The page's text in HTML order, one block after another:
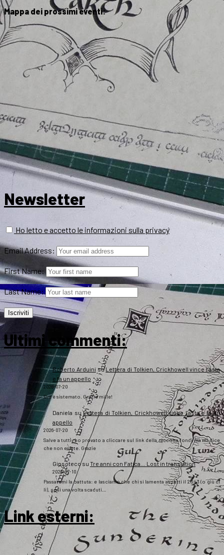
Mappa dei prossimi eventi:
Newsletter
Ho letto e accetto le informazioni sulla privacy
Email Address:
First Name:
Last Name:
Ultimi commenti:
Roberto Arduini suLettera di Tolkien, Crickhowell vince l’asta
e fa un appello
2026-07-20
Ora è sistemato. Grazie mille!
Daniela suLettera di Tolkien, Crickhowell vince l’asta e fa un
appello
2026-07-20
Salve a tutti, ho provato a cliccare sul link della raccolta fondi ma mi dice
che non esiste. Grazie
Gipsotecosu Tre anni con Fatica… Lost in translation
2026-07-10
Passatemi la battuta: e lasciamo che chi si lamenta aspetti il 2043 (o giù di
lì), così una volta scaduti…
Link esterni: